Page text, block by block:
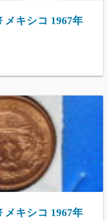
キシコ 1967年
キシコ 1967年